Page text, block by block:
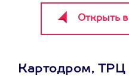
Картодром, ТРЦ